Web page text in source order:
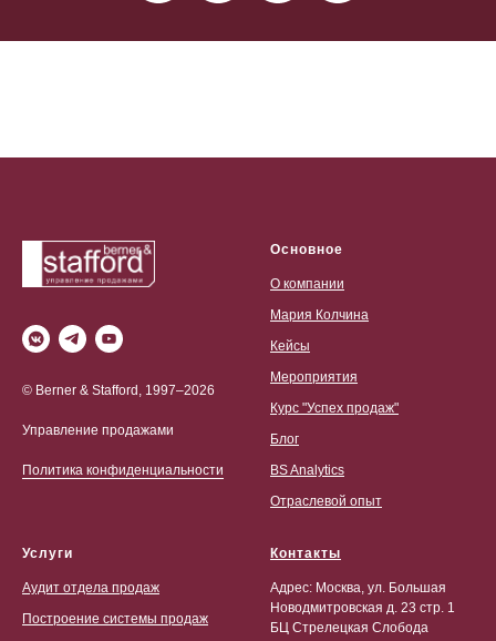
© Berner & Stafford, 1997–2026
Управление продажами
Политика конфиденциальности
Основное
О компании
Мария Колчина
Кейсы
Мероприятия
Курс "Успех продаж"
Блог
BS Analytics
Отраслевой опыт
Услуги
Аудит отдела продаж
Построение системы продаж
Контакты
Адрес: Москва, ул. Большая
Новодмитровская д. 23 стр. 1
БЦ Стрелецкая Слобода